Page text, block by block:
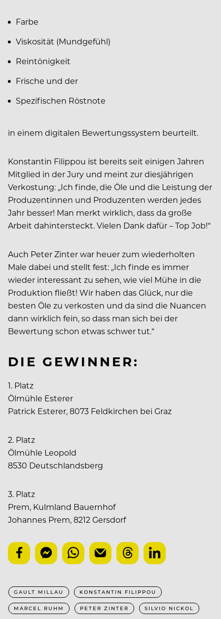
Farbe
Viskosität (Mundgefühl)
Reintönigkeit
Frische und der
Spezifischen Röstnote
in einem digitalen Bewertungssystem beurteilt.
Konstantin Filippou ist bereits seit einigen Jahren
Mitglied in der Jury und meint zur diesjährigen
Verkostung: „Ich finde, die Öle und die Leistung der
Produzentinnen und Produzenten werden jedes
Jahr besser! Man merkt wirklich, dass da große
Arbeit dahintersteckt. Vielen Dank dafür – Top Job!“
Auch Peter Zinter war heuer zum wiederholten
Male dabei und stellt fest: „Ich finde es immer
wieder interessant zu sehen, wie viel Mühe in die
Produktion fließt! Wir haben das Glück, nur die
besten Öle zu verkosten und da sind die Nuancen
dann wirklich fein, so dass man sich bei der
Bewertung schon etwas schwer tut.“
DIE GEWINNER:
1. Platz
Ölmühle Esterer
Patrick Esterer, 8073 Feldkirchen bei Graz
2. Platz
Ölmühle Leopold
8530 Deutschlandsberg
3. Platz
Prem, Kulmland Bauernhof
Johannes Prem, 8212 Gersdorf
GAULT MILLAU KONSTANTIN FILIPPOU
MARCEL RUHM PETER ZINTER SILVIO NICKOL